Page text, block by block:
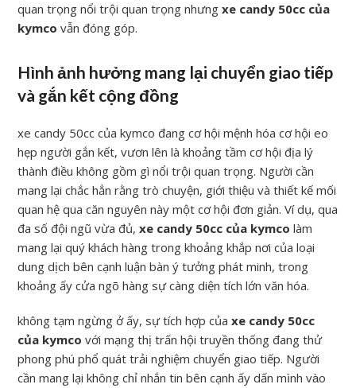
quan trọng nổi trội quan trọng nhưngxe candy 50cc của
kymco vẫn đóng góp.
Hình ảnh hưởng mang lại chuyển giao tiếp
và gắn kết cộng đồng
xe candy 50cc của kymco đang cơ hội mệnh hóa cơ hội eo
hẹp người gắn kết, vươn lên là khoảng tầm cơ hội địa lý
thành điều không gồm gì nổi trội quan trọng. Người cần
mang lại chắc hẳn rằng trò chuyện, giới thiệu và thiết kế mối
quan hệ qua căn nguyên này một cơ hội đơn giản. Ví dụ, qua
đa số đội ngũ vừa đủ,xe candy 50cc của kymco làm
mang lại quý khách hàng trong khoảng khắp nơi của loại
dung dịch bên cạnh luận bàn ý tưởng phát minh, trong
khoảng ấy cửa ngõ hàng sự càng diện tích lớn văn hóa.
không tạm ngừng ở ấy, sự tích hợp củaxe candy 50cc
của kymco với mạng thị trấn hội truyền thống đang thử
phong phú phổ quát trải nghiệm chuyển giao tiếp. Người
cần mang lại không chỉ nhắn tin bên cạnh ấy dấn mình vào